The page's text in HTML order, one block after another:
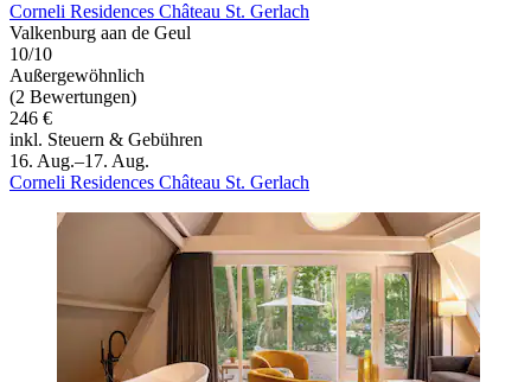
Corneli Residences Château St. Gerlach
Valkenburg aan de Geul
10/10
Außergewöhnlich
(2 Bewertungen)
246 €
inkl. Steuern & Gebühren
16. Aug.–17. Aug.
Corneli Residences Château St. Gerlach